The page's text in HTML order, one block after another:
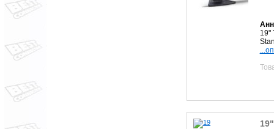
19"